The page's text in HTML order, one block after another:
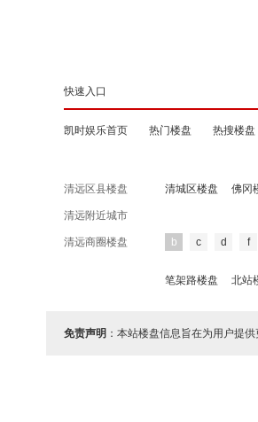
快速入口
凯时娱乐首页 热门楼盘 热搜楼盘
清远区县楼盘 清城区楼盘 佛冈
清远附近城市
清远商圈楼盘 b c d f
笔架路楼盘 北站
免责声明 ：本站楼盘信息旨在为用户提